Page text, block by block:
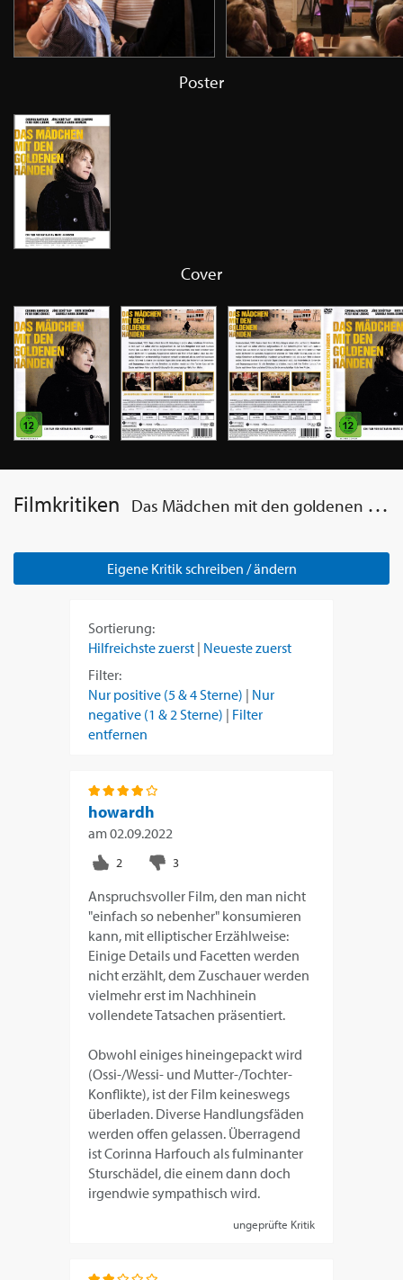
Poster
Cover
Filmkritiken Das Mädchen mit den goldenen Händen
Eigene Kritik schreiben / ändern
Sortierung:
Hilfreichste zuerst | Neueste zuerst
Filter:
Nur positive (5 & 4 Sterne) | Nur
negative (1 & 2 Sterne) | Filter
entfernen
howardh
am02.09.2022
Anspruchsvoller Film, den man nicht
"einfach so nebenher" konsumieren
kann, mit elliptischer Erzählweise:
Einige Details und Facetten werden
nicht erzählt, dem Zuschauer werden
vielmehr erst im Nachhinein
vollendete Tatsachen präsentiert.
Obwohl einiges hineingepackt wird
(Ossi-/Wessi- und Mutter-/Tochter-
Konflikte), ist der Film keineswegs
überladen. Diverse Handlungsfäden
werden offen gelassen. Überragend
ist Corinna Harfouch als fulminanter
Sturschädel, die einem dann doch
irgendwie sympathisch wird.
ungeprüfte Kritik